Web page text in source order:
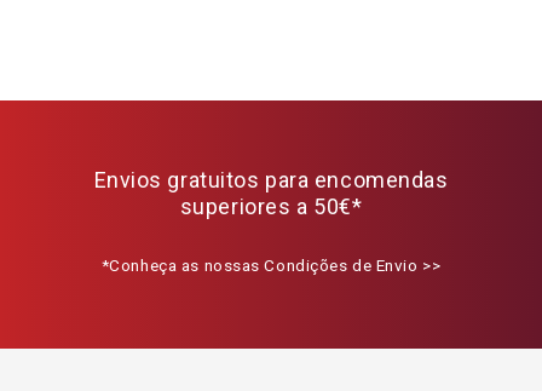
Envios gratuitos para encomendas
superiores a 50€*
*Conheça as nossas Condições de Envio >>